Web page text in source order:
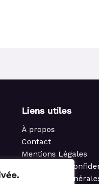
Liens utiles
À propos
Contact
Mentions Légales
Politique de
Conditions